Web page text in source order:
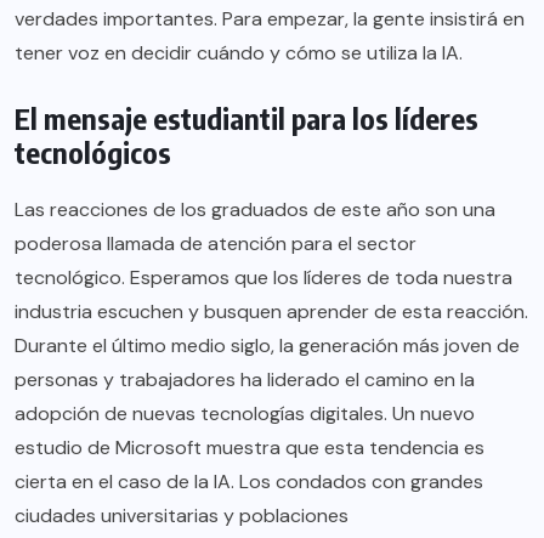
verdades importantes. Para empezar, la gente insistirá en
tener voz en decidir cuándo y cómo se utiliza la IA.
El mensaje estudiantil para los líderes
tecnológicos
Las reacciones de los graduados de este año son una
poderosa llamada de atención para el sector
tecnológico. Esperamos que los líderes de toda nuestra
industria escuchen y busquen aprender de esta reacción.
Durante el último medio siglo, la generación más joven de
personas y trabajadores ha liderado el camino en la
adopción de nuevas tecnologías digitales. Un nuevo
estudio de Microsoft muestra que esta tendencia es
cierta en el caso de la IA. Los condados con grandes
ciudades universitarias y poblaciones